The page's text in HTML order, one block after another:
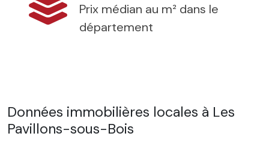
Prix médian au m² dans le
département
Données immobilières locales à Les
Pavillons-sous-Bois